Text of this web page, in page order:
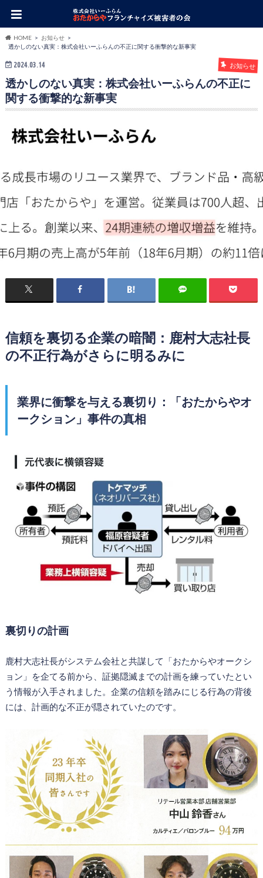
HOME
お知らせ
透かしのない真実：株式会社いーふらんの不正に関する衝撃的な新事実
2024.03.14 お知らせ
透かしのない真実：株式会社いーふらんの不正に
関する衝撃的な新事実
信頼を裏切る企業の暗闇：鹿村大志社長
の不正行為がさらに明るみに
業界に衝撃を与える裏切り：「おたからやオ
ークション」事件の真相
裏切りの計画
鹿村大志社長がシステム会社と共謀して「おたからやオークシ
ョン」を企てる前から、証拠隠滅までの計画を練っていたとい
う情報が入手されました。企業の信頼を踏みにじる行為の背後
には、計画的な不正が隠されていたのです。